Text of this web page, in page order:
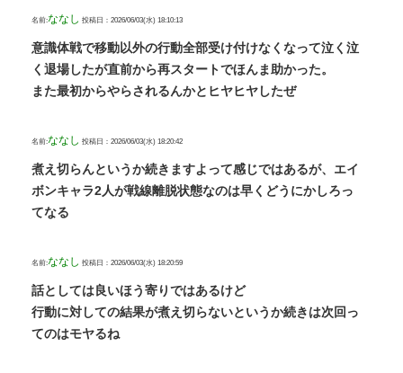
名前:ななし 投稿日：2026/06/03(水) 18:10:13
意識体戦で移動以外の行動全部受け付けなくなって泣く泣
く退場したが直前から再スタートでほんま助かった。
また最初からやらされるんかとヒヤヒヤしたぜ
名前:ななし 投稿日：2026/06/03(水) 18:20:42
煮え切らんというか続きますよって感じではあるが、エイ
ボンキャラ2人が戦線離脱状態なのは早くどうにかしろっ
てなる
名前:ななし 投稿日：2026/06/03(水) 18:20:59
話としては良いほう寄りではあるけど
行動に対しての結果が煮え切らないというか続きは次回っ
てのはモヤるね